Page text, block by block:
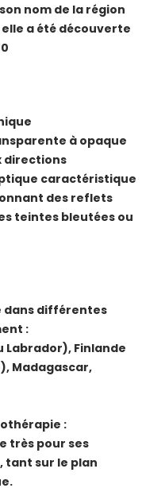
nom de la région
a été découverte
à opaque
directions
caractéristique
des reflets
teintes bleutées ou
dans différentes
:
Labrador), Finlande
Madagascar,
:
très pour ses
tant sur le plan